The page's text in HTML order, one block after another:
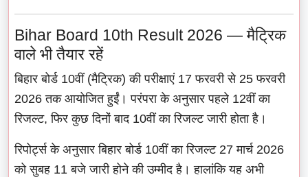
Bihar Board 10th Result 2026 — मैट्रिक
वाले भी तैयार रहें
बिहार बोर्ड 10वीं (मैट्रिक) की परीक्षाएं 17 फरवरी से 25 फरवरी
2026 तक आयोजित हुईं। परंपरा के अनुसार पहले 12वीं का
रिजल्ट, फिर कुछ दिनों बाद 10वीं का रिजल्ट जारी होता है।
रिपोर्ट्स के अनुसार बिहार बोर्ड 10वीं का रिजल्ट 27 मार्च 2026
को सुबह 11 बजे जारी होने की उम्मीद है। हालांकि यह अभी